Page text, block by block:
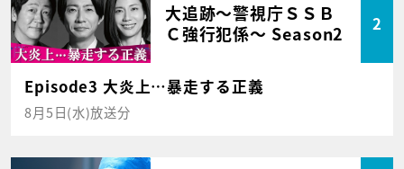
大追跡～警視庁ＳＳＢ
Ｃ強行犯係～ Season2
2
Episode3 大炎上…暴走する正義
8月5日(水)放送分